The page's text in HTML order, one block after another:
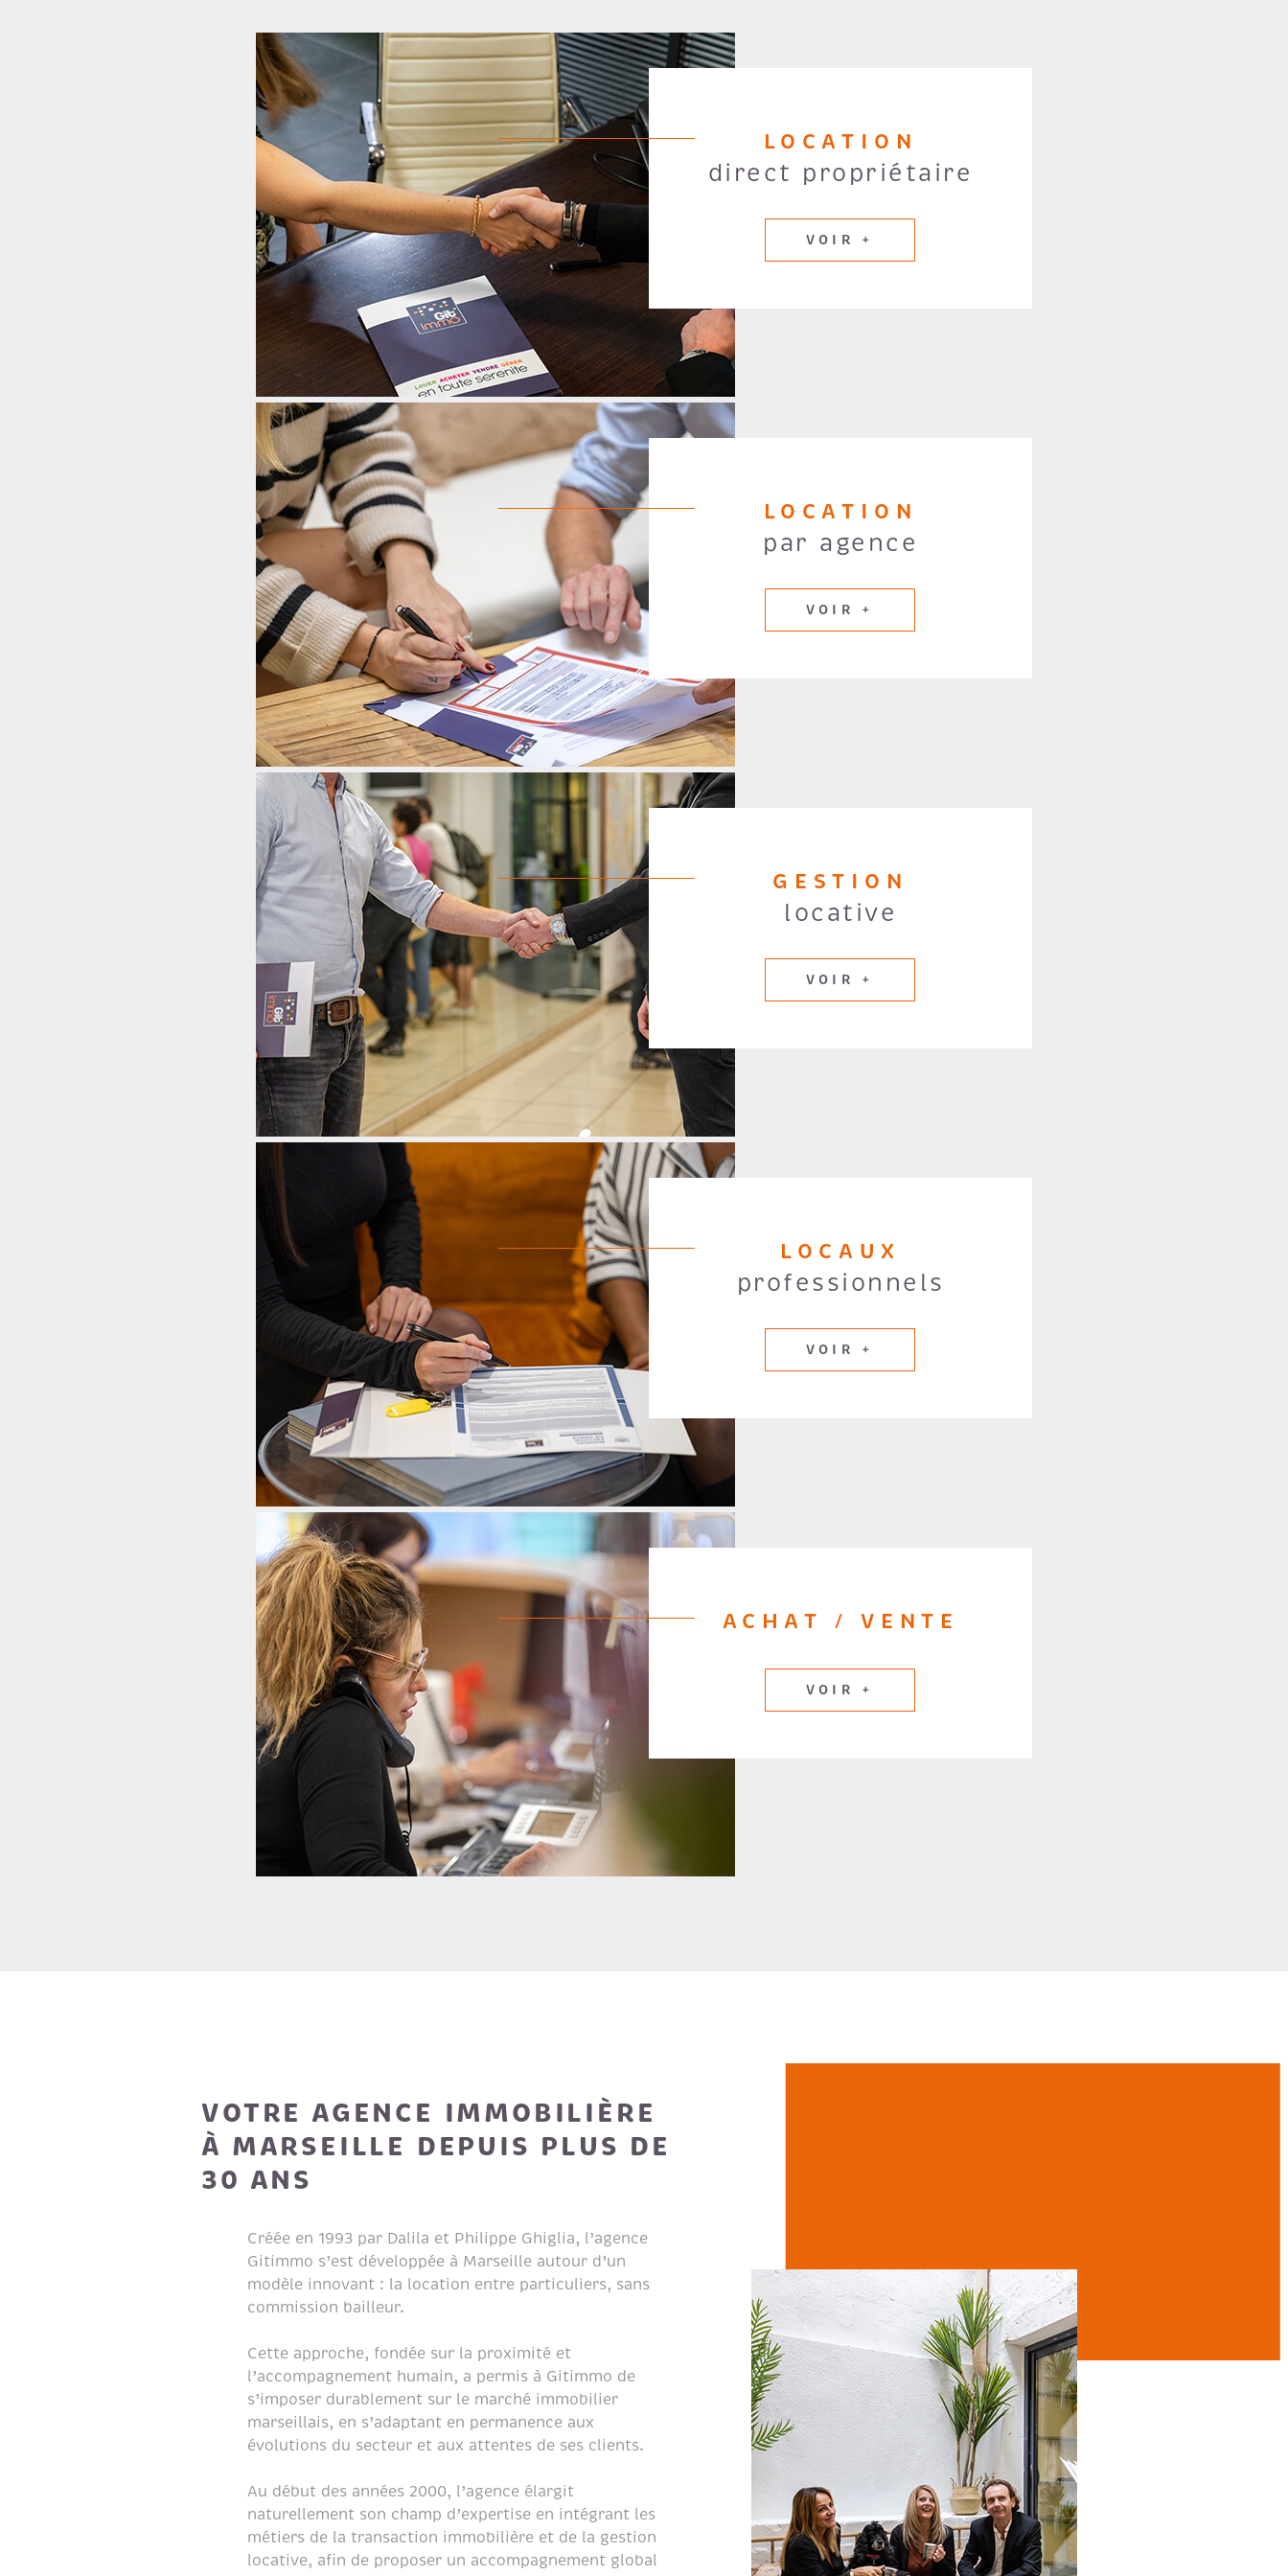
LOCATION
direct propriétaire
VOIR +
LOCATION
par agence
VOIR +
GESTION
locative
VOIR +
LOCAUX
professionnels
VOIR +
ACHAT / VENTE
VOIR +
VOTRE AGENCE IMMOBILIÈRE
À MARSEILLE DEPUIS PLUS DE
30 ANS
Créée en 1993 par Dalila et Philippe Ghiglia, l’agence
Gitimmo s’est développée à Marseille autour d’un
modèle innovant : la location entre particuliers, sans
commission bailleur.
Cette approche, fondée sur la proximité et
l’accompagnement humain, a permis à Gitimmo de
s’imposer durablement sur le marché immobilier
marseillais, en s’adaptant en permanence aux
évolutions du secteur et aux attentes de ses clients.
Au début des années 2000, l’agence élargit
naturellement son champ d’expertise en intégrant les
métiers de la transaction immobilière et de la gestion
locative, afin de proposer un accompagnement global